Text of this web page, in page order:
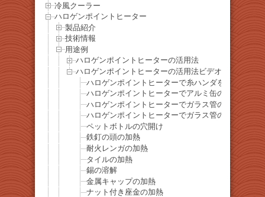
冷風クーラー
ハロゲンポイントヒーター
製品紹介
技術情報
用途例
ハロゲンポイントヒーターの活用法
ハロゲンポイントヒーターの活用法ビデオ
ハロゲンポイントヒーターで糸ハンダを溶かす
ハロゲンポイントヒーターでアルミ缶の加熱
ハロゲンポイントヒーターでガラス管の中のステ
ハロゲンポイントヒーターでガラス管の中のアル
ペットボトルの穴開け
鉄釘の頭の加熱
耐火レンガの加熱
タイルの加熱
錫の溶解
金属キャップの加熱
ナット付き座金の加熱